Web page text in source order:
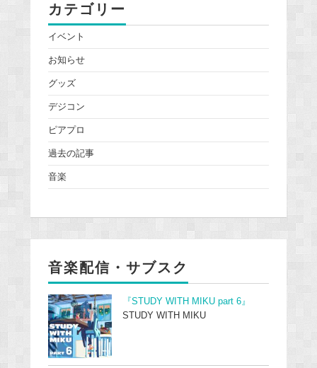
カテゴリー
イベント
お知らせ
グッズ
デジコン
ピアプロ
過去の記事
音楽
音楽配信・サブスク
『STUDY WITH MIKU part 6』
STUDY WITH MIKU